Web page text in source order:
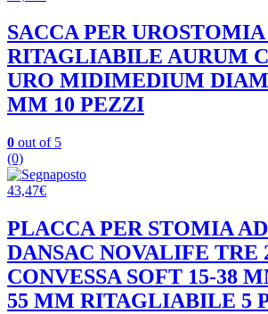
SACCA PER
RITAGLIABILE AURUM
URO MIDIMEDIUM
MM 10 PEZZI
0 out of 5
(0)
43,47€
PLACCA PER STOMIA
DANSAC NOVALIFE TRE
CONVESSA SOFT 15-38
55 MM RITAGLIABILE 5